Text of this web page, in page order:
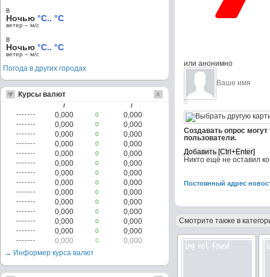
или анонимно
Создавать опрос
пользователи.
Никто ещё не оставил
Постоянный адрес
Смотрите также в
в
Ночью °C.. °C
ветер – м/c
в
Ночью °C.. °C
ветер – м/c
Погода в других городах
Курсы валют
/ /
0,000 0
0,000
0,000
0
0,000
0,000
0
0,000
0,000
0
0,000
0,000
0
0,000
0,000
0
0,000
0,000
0
0,000
0,000
0
0,000
0,000
0
0,000
0,000
0
0,000
0,000
0
0,000
0,000
0
0,000
0,000
0
0,000
0,000
0
0,000
→ Информер курса валют